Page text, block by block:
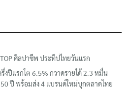
ศิลปาชีพ ประทีปไทยวันแรก
งปีแรกโต 6.5% กวาดรายได้ 2.3 หมื่น
50 ปี พร้อมส่ง 4 แบรนด์ใหม่บุกตลาดไทย